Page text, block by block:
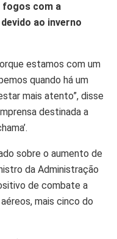
fogos com a
ao inverno
estamos com um
quando há um
mais atento”, disse
destinada a
sobre o aumento de
da Administração
de combate a
mais cinco do